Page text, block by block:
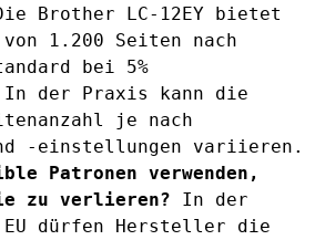
Brother LC-12EY bietet
1.200 Seiten nach
bei 5%
In der Praxis kann die
je nach
-einstellungen variieren.
Patronen verwenden,
zu verlieren? In der
EU dürfen Hersteller die